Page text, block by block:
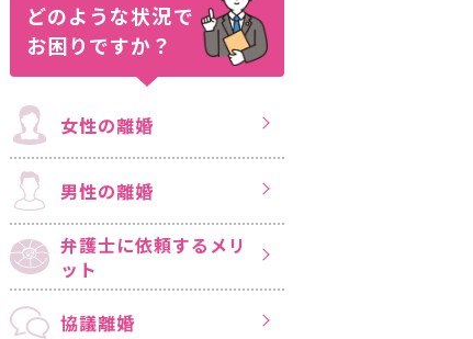
どのような状況で
お困りですか？
女性の離婚
男性の離婚
弁護士に依頼するメリ
ット
協議離婚